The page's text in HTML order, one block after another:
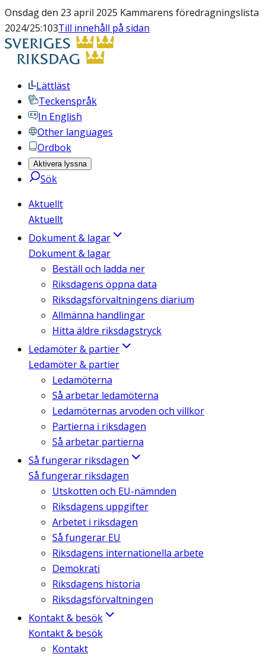
Onsdag den 23 april 2025 Kammarens föredragningslista
2024/25:103Till innehåll på sidan
Lättläst
Teckenspråk
In English
Other languages
Ordbok
Aktivera lyssna
Sök
Aktuellt
Aktuellt
Dokument & lagar
Dokument & lagar
Beställ och ladda ner
Riksdagens öppna data
Riksdagsförvaltningens diarium
Allmänna handlingar
Hitta äldre riksdagstryck
Ledamöter & partier
Ledamöter & partier
Ledamöterna
Så arbetar ledamöterna
Ledamöternas arvoden och villkor
Partierna i riksdagen
Så arbetar partierna
Så fungerar riksdagen
Så fungerar riksdagen
Utskotten och EU-nämnden
Riksdagens uppgifter
Arbetet i riksdagen
Så fungerar EU
Riksdagens internationella arbete
Demokrati
Riksdagens historia
Riksdagsförvaltningen
Kontakt & besök
Kontakt & besök
Kontakt